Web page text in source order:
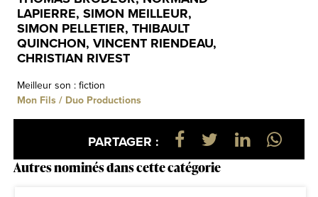
LAPIERRE, SIMON MEILLEUR,
SIMON PELLETIER, THIBAULT
QUINCHON, VINCENT RIENDEAU,
CHRISTIAN RIVEST
Meilleur son : fiction
Mon Fils / Duo Productions
PARTAGER :
Autres nominés dans cette catégorie